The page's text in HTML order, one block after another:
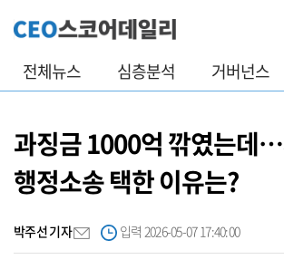
전체뉴스 심층분석 거버넌스
과징금 1000억 깎였는데
행정소송 택한 이유는?
박주선 기자 입력 2026-05-07 17:40:00